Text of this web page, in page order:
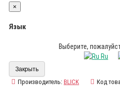
×
Язык
Выберите,
Ru
Закрыть
Производитель: BLICK Код